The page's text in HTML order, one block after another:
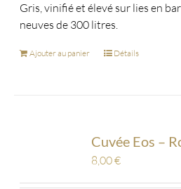
Gris, vinifié et élevé sur lies en
neuves de 300 litres.
Ajouter au panier Détails
Cuvée Eos –
8,00€